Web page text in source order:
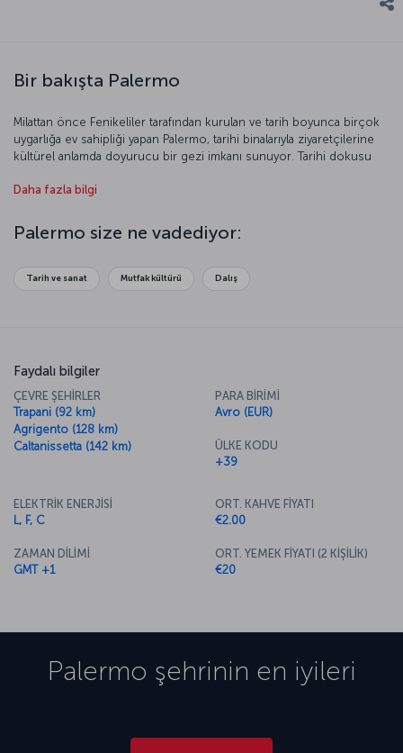
Bir bakışta Palermo
Milattan önce Fenikeliler tarafından kurulan ve tarih boyunca birçok
uygarlığa ev sahipliği yapan Palermo, tarihi binalarıyla ziyaretçilerine
kültürel anlamda doyurucu bir gezi imkanı sunuyor. Tarihi dokusu
hissedeceksiniz. Akdeniz’in kalbindeki bu liman şehrinde balıkçıların
ve berrak denizin tadını çıkarabilirsiniz.
Daha fazla bilgi
Palermo size ne vadediyor:
Tarih ve sanat Mutfak kültürü Dalış
Faydalı bilgiler
ÇEVRE ŞEHİRLER
Trapani (92 km)
Agrigento (128 km)
Caltanissetta (142 km)
PARA BİRİMİ
Avro (EUR)
ÜLKE KODU
+39
ELEKTRİK ENERJİSİ
L, F, C
ZAMAN DİLİMİ
GMT +1
ORT. KAHVE FİYATI
€2.00
ORT. YEMEK FİYATI (2 KİŞİLİK)
€20
Palermo şehrinin en iyileri